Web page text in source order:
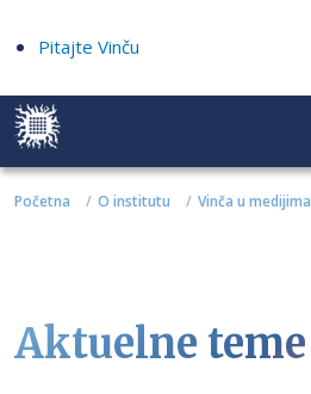
Pitajte Vinču
Početna O institutu Vinča u medijima
Aktuelne teme